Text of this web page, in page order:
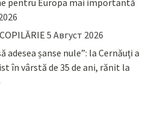
5 Август 2026
adesea șanse nule”: la Cernăuți a
în vârstă de 35 de ani, rănit la